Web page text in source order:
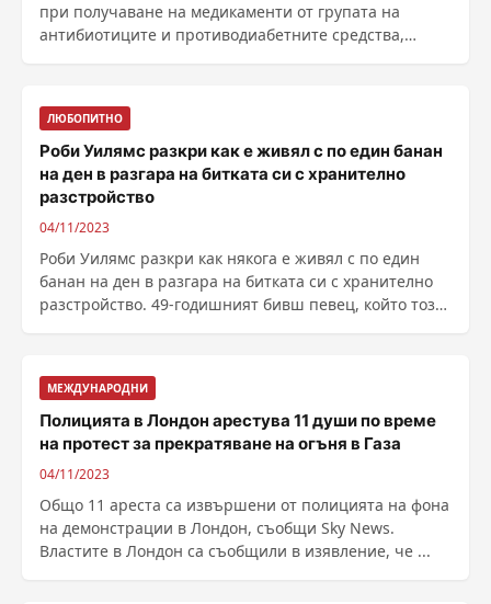
при получаване на медикаменти от групата на
антибиотиците и противодиабетните средства,
ЛЮБОПИТНО
Роби Уилямс разкри как е живял с по един банан
на ден в разгара на битката си с хранително
разстройство
04/11/2023
Роби Уилямс разкри как някога е живял с по един
банан на ден в разгара на битката си с хранително
разстройство. 49-годишният бивш певец, който този
МЕЖДУНАРОДНИ
Полицията в Лондон арестува 11 души по време
на протест за прекратяване на огъня в Газа
04/11/2023
Общо 11 ареста са извършени от полицията на фона
на демонстрации в Лондон, съобщи Sky News.
Властите в Лондон са съобщили в изявление, че ...